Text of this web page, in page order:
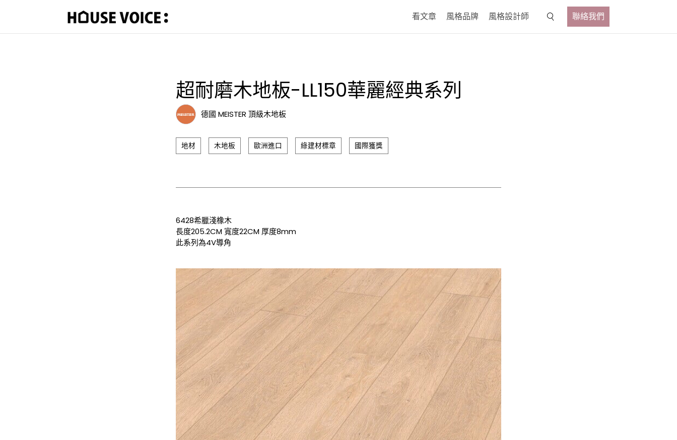
看文章 風格品牌 風格設計師 聯絡我們
超耐磨木地板-LL150華麗經典系列
德國 MEISTER 頂級木地板
地材 木地板 歐洲進口 綠建材標章 國際獲獎
6428希臘淺橡木
長度205.2CM 寬度22CM 厚度8mm
此系列為4V導角